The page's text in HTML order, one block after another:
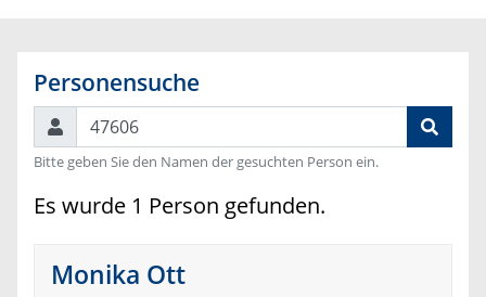
Personensuche
Suchen
Bitte geben Sie den Namen der gesuchten Person ein.
Es wurde 1 Person gefunden.
Monika Ott